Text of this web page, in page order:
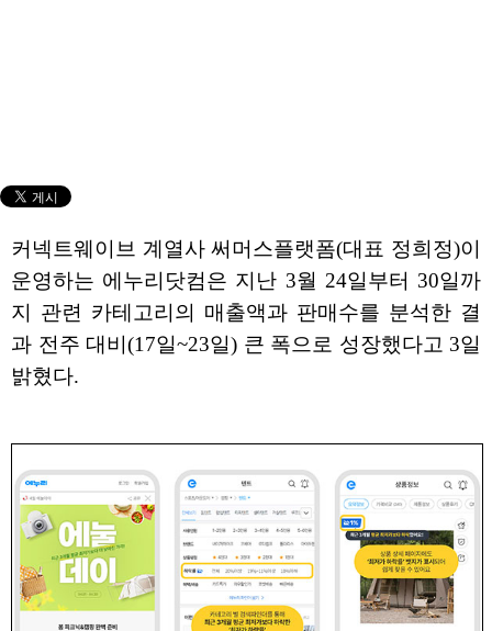
커넥트웨이브 계열사 써머스플랫폼(대표 정희정)이
운영하는 에누리닷컴은 지난 3월 24일부터 30일까
지 관련 카테고리의 매출액과 판매수를 분석한 결
과 전주 대비(17일~23일) 큰 폭으로 성장했다고 3일
밝혔다.